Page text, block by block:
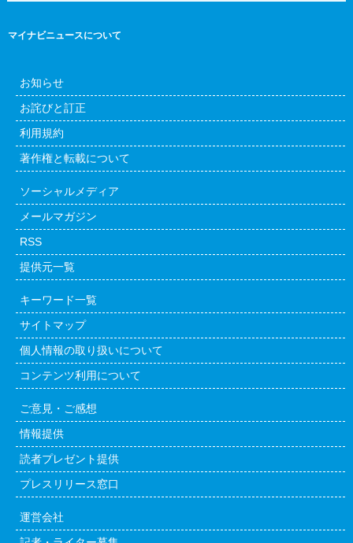
マイナビニュースについて
お知らせ
お詫びと訂正
利用規約
著作権と転載について
ソーシャルメディア
メールマガジン
RSS
提供元一覧
キーワード一覧
サイトマップ
個人情報の取り扱いについて
コンテンツ利用について
ご意見・ご感想
情報提供
読者プレゼント提供
プレスリリース窓口
運営会社